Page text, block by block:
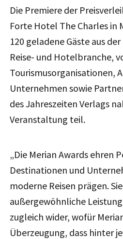
Die Premiere der
Forte Hotel The Charles in
120 geladene Gäste aus
Reise- und Hotelbranche,
Tourismusorganisationen,
Unternehmen sowie
des Jahreszeiten Verlags
Veranstaltung teil.
„Die Merian Awards ehren
Destinationen und
moderne Reisen prägen.
außergewöhnliche
zugleich wider, wofür
Überzeugung, dass hinter